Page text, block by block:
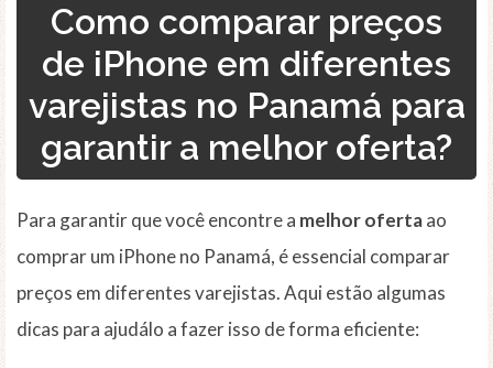
Como comparar preços
de iPhone em diferentes
varejistas no Panamá para
garantir a melhor oferta?
Para garantir que você encontre a melhor ofertaao
comprar um iPhone no Panamá, é essencial comparar
preços em diferentes varejistas. Aqui estão algumas
dicas para ajudálo a fazer isso de forma eficiente: